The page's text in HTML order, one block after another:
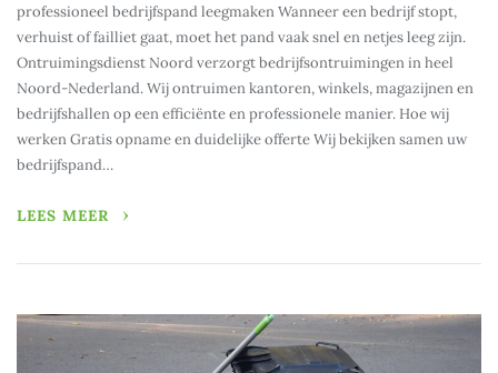
professioneel bedrijfspand leegmaken Wanneer een bedrijf stopt,
verhuist of failliet gaat, moet het pand vaak snel en netjes leeg zijn.
Ontruimingsdienst Noord verzorgt bedrijfsontruimingen in heel
Noord-Nederland. Wij ontruimen kantoren, winkels, magazijnen en
bedrijfshallen op een efficiënte en professionele manier. Hoe wij
werken Gratis opname en duidelijke offerte Wij bekijken samen uw
bedrijfspand…
LEES MEER